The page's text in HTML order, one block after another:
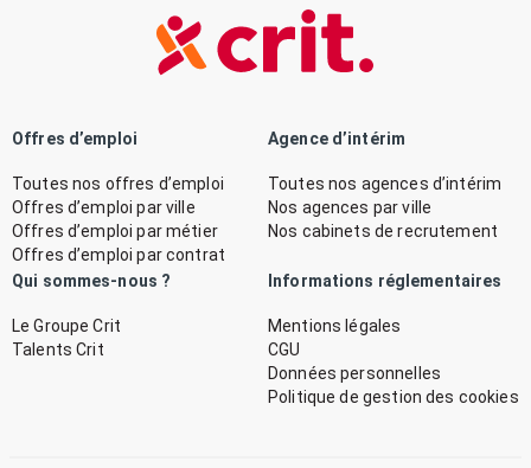
Offres d’emploi
Toutes nos offres d’emploi
Offres d’emploi par ville
Offres d’emploi par métier
Offres d’emploi par contrat
Agence d’intérim
Toutes nos agences d’intérim
Nos agences par ville
Nos cabinets de recrutement
Qui sommes-nous ?
Le Groupe Crit
Talents Crit
Informations réglementaires
Mentions légales
CGU
Données personnelles
Politique de gestion des cookies